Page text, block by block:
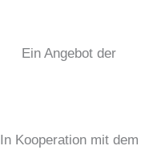
Ein Angebot der
In Kooperation mit dem